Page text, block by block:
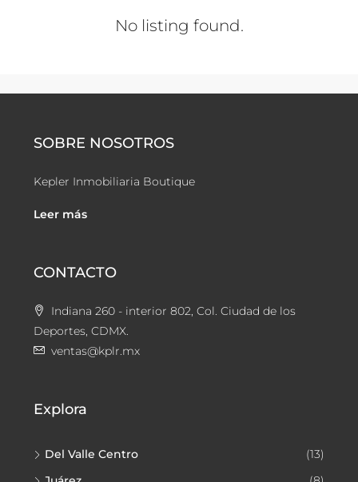
No listing found.
SOBRE NOSOTROS
Kepler Inmobiliaria Boutique
Leer más
CONTACTO
Indiana 260 - interior 802, Col. Ciudad de los
Deportes, CDMX.
ventas@kplr.mx
Explora
Del Valle Centro
(13)